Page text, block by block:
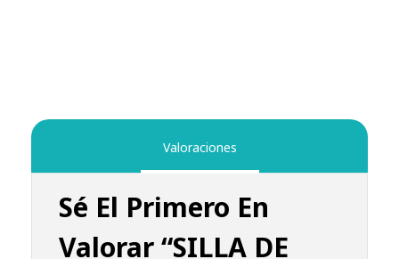
Valoraciones
Sé El Primero En
Valorar “SILLA DE